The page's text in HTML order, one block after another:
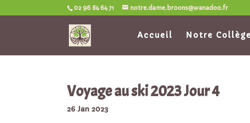
02 96 84 64 71 notre.dame.broons@wanadoo.fr
Accueil Notre Collège
Voyage au ski 2023 Jour 4
26 Jan 2023